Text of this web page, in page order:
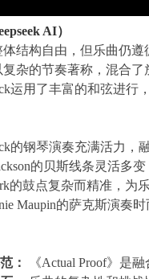
AI）
体结构自由，但乐曲仍
复杂的节奏著称，混合
运用了丰富的和弦进行
的钢琴演奏充满活力，
的贝斯线条灵活多
的鼓点复杂而精准，为
Maupin的萨克斯演奏
：
《Actual Proof》是